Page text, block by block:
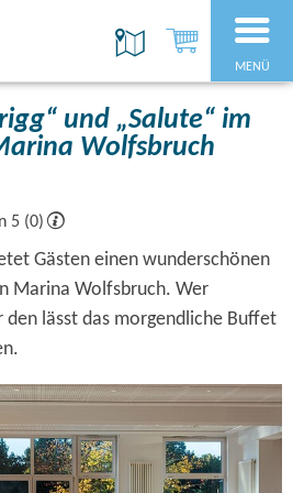
MENÜ
und „Salute“ im
Wolfsbruch
5 (0)
Gästen einen wunderschönen
Marina Wolfsbruch. Wer
lässt das morgendliche Buffet